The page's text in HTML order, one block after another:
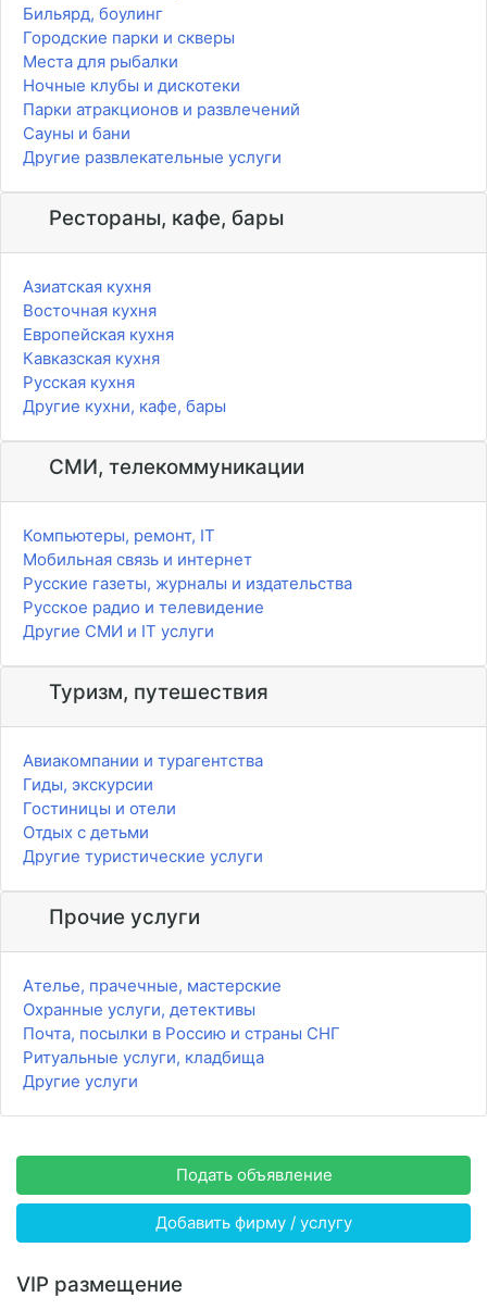
Бильярд, боулинг
Городские парки и скверы
Места для рыбалки
Ночные клубы и дискотеки
Парки атракционов и развлечений
Сауны и бани
Другие развлекательные услуги
Рестораны, кафе, бары
Азиатская кухня
Восточная кухня
Европейская кухня
Кавказская кухня
Русская кухня
Другие кухни, кафе, бары
СМИ, телекоммуникации
Компьютеры, ремонт, IT
Мобильная связь и интернет
Русские газеты, журналы и издательства
Русское радио и телевидение
Другие СМИ и IT услуги
Туризм, путешествия
Авиакомпании и турагентства
Гиды, экскурсии
Гостиницы и отели
Отдых с детьми
Другие туристические услуги
Прочие услуги
Ателье, прачечные, мастерские
Охранные услуги, детективы
Почта, посылки в Россию и страны СНГ
Ритуальные услуги, кладбища
Другие услуги
Подать объявление
Добавить фирму / услугу
VIP размещение